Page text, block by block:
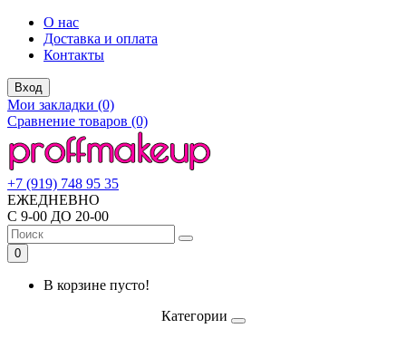
О нас
Доставка и оплата
Контакты
Вход
Мои закладки (0)
Сравнение товаров (0)
+7 (919) 748 95 35
ЕЖЕДНЕВНО
С 9-00 ДО 20-00
0
В корзине пусто!
Категории